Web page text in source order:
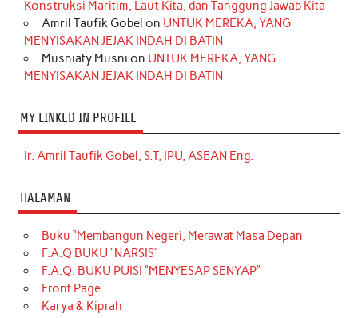
Konstruksi Maritim, Laut Kita, dan Tanggung Jawab Kita
Amril Taufik Gobel on UNTUK MEREKA, YANG
MENYISAKAN JEJAK INDAH DI BATIN
Musniaty Musni on UNTUK MEREKA, YANG
MENYISAKAN JEJAK INDAH DI BATIN
MY LINKED IN PROFILE
Ir. Amril Taufik Gobel, S.T, IPU, ASEAN Eng.
HALAMAN
Buku “Membangun Negeri, Merawat Masa Depan
F.A.Q BUKU “NARSIS”
F.A.Q. BUKU PUISI “MENYESAP SENYAP”
Front Page
Karya & Kiprah